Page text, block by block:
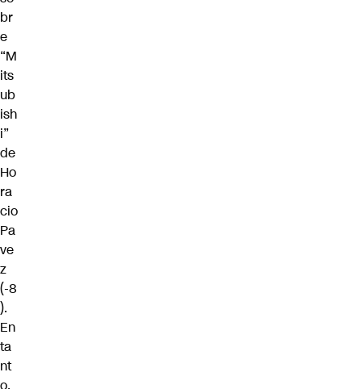
br
e
“M
its
ub
ish
i”
de
Ho
ra
cio
Pa
ve
z
(-8
).
En
ta
nt